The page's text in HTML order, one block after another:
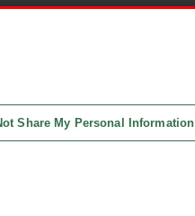
Share My Personal Information